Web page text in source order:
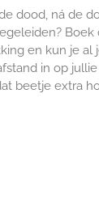
dood, ná de
Boek
en kun je al
in op
beetje extra